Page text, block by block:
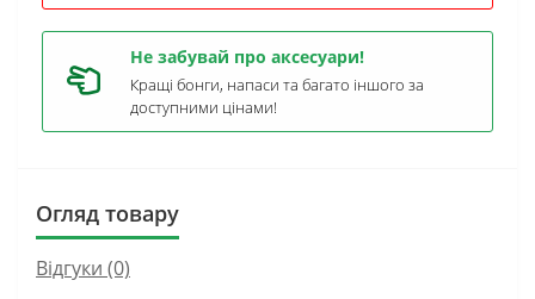
Не забувай про аксесуари!
Кращі бонги, напаси та багато іншого за
доступними цінами!
Огляд товару
Відгуки (0)